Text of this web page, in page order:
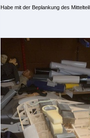
Habe mit der Beplankung des